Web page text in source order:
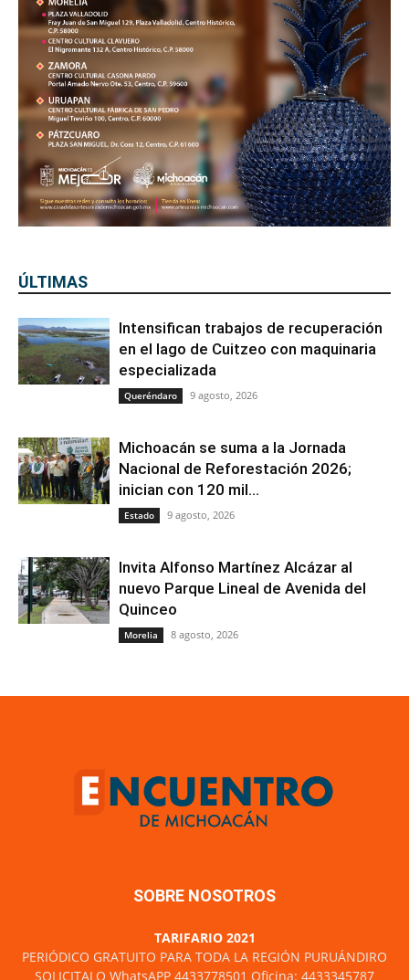
ÚLTIMAS
Intensifican trabajos de recuperación
en el lago de Cuitzeo con maquinaria
especializada
Queréndaro 9 agosto, 2026
Michoacán se suma a la Jornada
Nacional de Reforestación 2026;
inician con 120 mil...
Estado 9 agosto, 2026
Invita Alfonso Martínez Alcázar al
nuevo Parque Lineal de Avenida del
Quinceo
Morelia 8 agosto, 2026
SOBRE NOSOTROS
TARIFARIO 2021
PERIÓDICO GRATUITO PARA TODA LA REGIÓN PURUÁNDIRO
SOLICITALO WhatsAPP 4433778501 Oficina: 4433345787